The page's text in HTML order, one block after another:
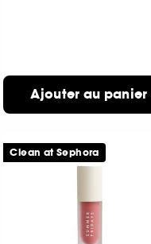
Ajouter au panier
Clean at Sephora